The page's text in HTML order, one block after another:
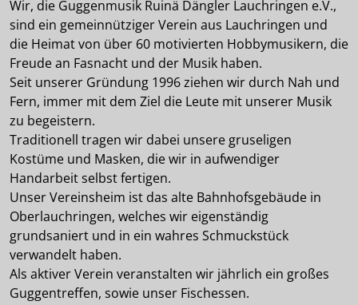
Wir, die Guggenmusik Ruinä Dängler Lauchringen e.V.,
sind ein gemeinnütziger Verein aus Lauchringen und
die Heimat von über 60 motivierten Hobbymusikern, die
Freude an Fasnacht und der Musik haben.
Seit unserer Gründung 1996 ziehen wir durch Nah und
Fern, immer mit dem Ziel die Leute mit unserer Musik
zu begeistern.
Traditionell tragen wir dabei unsere gruseligen
Kostüme und Masken, die wir in aufwendiger
Handarbeit selbst fertigen.
Unser Vereinsheim ist das alte Bahnhofsgebäude in
Oberlauchringen, welches wir eigenständig
grundsaniert und in ein wahres Schmuckstück
verwandelt haben.
Als aktiver Verein veranstalten wir jährlich ein großes
Guggentreffen, sowie unser Fischessen.